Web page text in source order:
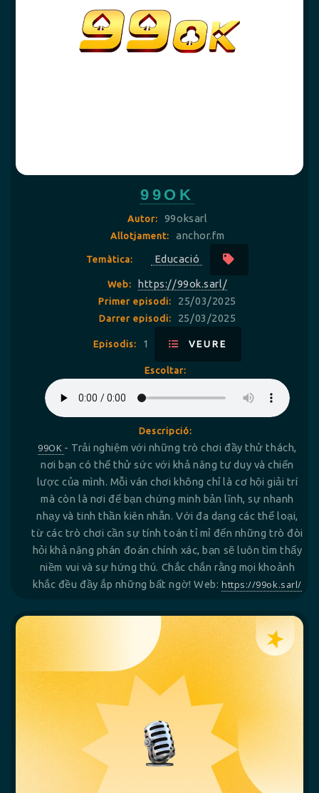
99OK
Autor: 99oksarl
Allotjament: anchor.fm
Temàtica: Educació
Web: https://99ok.sarl/
Primer episodi: 25/03/2025
Darrer episodi: 25/03/2025
Episodis: 1 VEURE
Escoltar:
Descripció:
99OK - Trải nghiệm với những trò chơi đầy thử thách,
nơi bạn có thể thử sức với khả năng tư duy và chiến
lược của mình. Mỗi ván chơi không chỉ là cơ hội giải trí
mà còn là nơi để bạn chứng minh bản lĩnh, sự nhanh
nhạy và tinh thần kiên nhẫn. Với đa dạng các thể loại,
từ các trò chơi cần sự tính toán tỉ mỉ đến những trò đòi
hỏi khả năng phán đoán chính xác, bạn sẽ luôn tìm thấy
niềm vui và sự hứng thú. Chắc chắn rằng mọi khoảnh
khắc đều đầy ắp những bất ngờ! Web: https://99ok.sarl/